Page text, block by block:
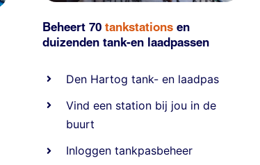
Beheert 70tankstationsen
duizendentank-en laadpassen
Den Hartog tank- en laadpas
Vind een station bij jou in de
buurt
Inloggen tankpasbeheer